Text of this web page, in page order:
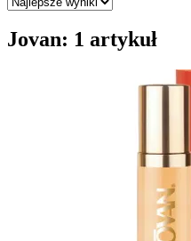
Jovan: 1 artykuł